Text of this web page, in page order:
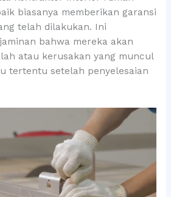
biasanya memberikan garansi
telah dilakukan. Ini
bahwa mereka akan
atau kerusakan yang muncul
tertentu setelah penyelesaian